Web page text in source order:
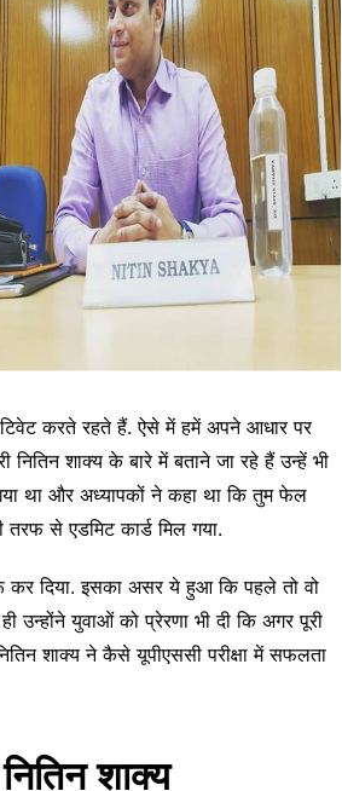
करते रहते हैं. ऐसे में हमें अपने आधार पर
शाक्य के बारे में बताने जा रहे हैं उन्हें भी
था और अध्यापकों ने कहा था कि तुम फेल
से एडमिट कार्ड मिल गया.
कर दिया. इसका असर ये हुआ कि पहले तो वो
उन्होंने युवाओं को प्रेरणा भी दी कि अगर पूरी
शाक्य ने कैसे यूपीएससी परीक्षा में सफलता
शाक्य